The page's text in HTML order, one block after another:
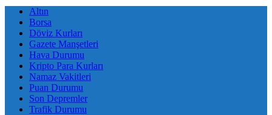
Altın
Borsa
Döviz Kurları
Gazete Manşetleri
Hava Durumu
Kripto Para Kurları
Namaz Vakitleri
Puan Durumu
Son Depremler
Trafik Durumu